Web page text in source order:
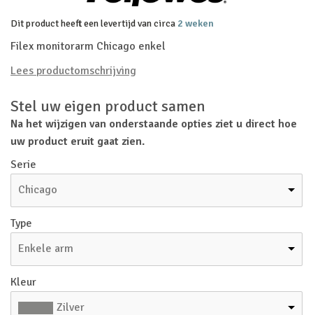
Dit product heeft een levertijd van circa 2 weken
Filex monitorarm Chicago enkel
Lees productomschrijving
Stel uw eigen product samen
Na het wijzigen van onderstaande opties ziet u direct hoe
uw product eruit gaat zien.
Serie
Chicago
Type
Enkele arm
Kleur
Zilver